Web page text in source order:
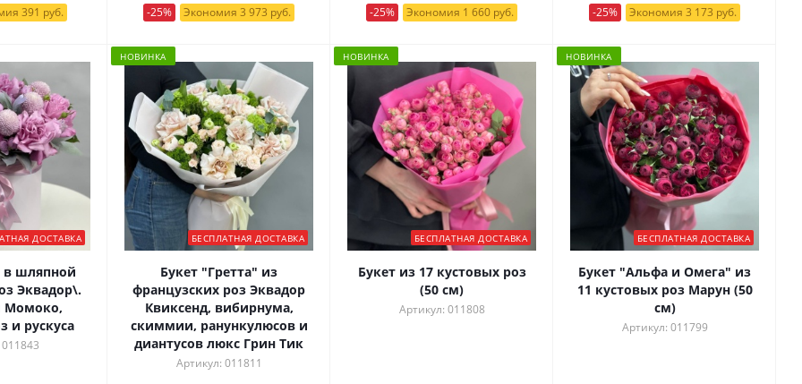
391 руб. -25% Экономия 3 973 руб. -25% Экономия 1 660 руб. -25% Экономия 3 173 руб.
ДОСТАВКА
в шляпной
Эквадор\.
Момоко,
и рускуса
НОВИНКА
БЕСПЛАТНАЯ ДОСТАВКА
Букет "Гретта" из
французских роз Эквадор
Квиксенд, вибирнума,
скиммии, ранункулюсов и
диантусов люкс Грин Тик
Артикул: 011811
НОВИНКА
БЕСПЛАТНАЯ ДОСТАВКА
Букет из 17 кустовых роз
(50 см)
Артикул: 011808
НОВИНКА
БЕСПЛАТНАЯ ДОСТАВКА
Букет "Альфа и Омега" из
11 кустовых роз Марун (50
см)
Артикул: 011799